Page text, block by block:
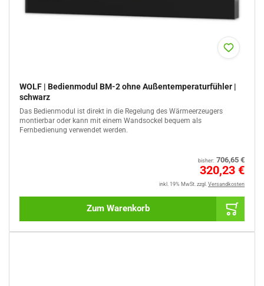
WOLF | Bedienmodul BM-2 ohne Außentemperaturfühler |
schwarz
Das Bedienmodul ist direkt in die Regelung des Wärmeerzeugers
montierbar oder kann mit einem Wandsockel bequem als
Fernbedienung verwendet werden.
bisher: 706,65 €
320,23 €
inkl. 19% MwSt. zzgl. Versandkosten
Zum Warenkorb